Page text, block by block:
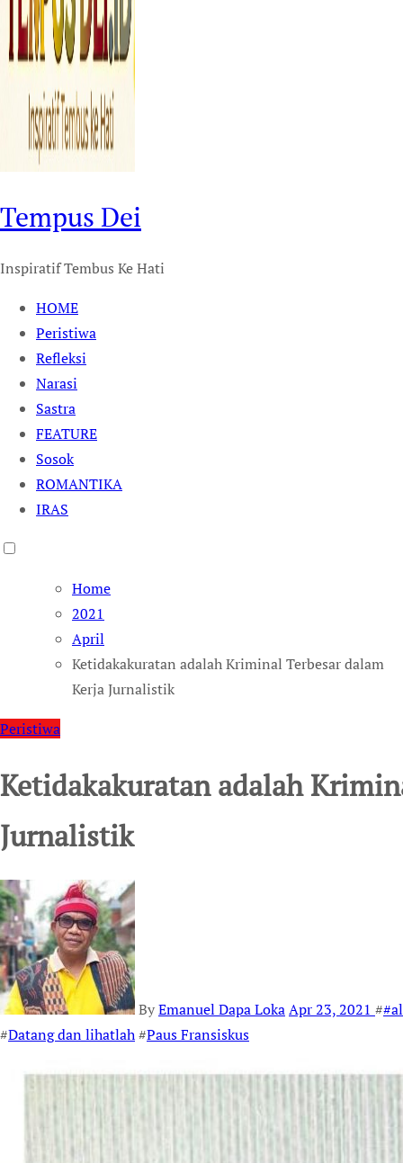
Tempus Dei
Inspiratif Tembus Ke Hati
HOME
Peristiwa
Refleksi
Narasi
Sastra
FEATURE
Sosok
ROMANTIKA
IRAS
Home
2021
April
Ketidakakuratan adalah Kriminal Terbesar dalam
Kerja Jurnalistik
Peristiwa
Ketidakakuratan adalah
Jurnalistik
ByEmanuel Dapa LokaApr 23, 2021 #
#Datang dan lihatlah#Paus Fransiskus